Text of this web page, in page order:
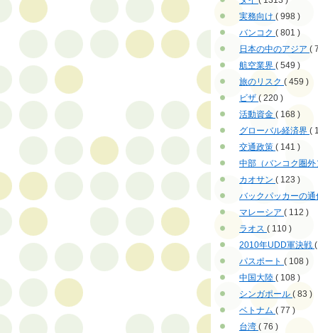
実務向け ( 998 )
バンコク ( 801 )
日本の中のアジア (
航空業界 ( 549 )
旅のリスク ( 459 )
ビザ ( 220 )
活動資金 ( 168 )
グローバル経済界 (
交通政策 ( 141 )
中部（バンコク圏
カオサン ( 123 )
バックパッカーの
マレーシア ( 112 )
ラオス ( 110 )
2010年UDD軍決戦
パスポート ( 108 )
中国大陸 ( 108 )
シンガポール ( 83 )
ベトナム ( 77 )
台湾 ( 76 )